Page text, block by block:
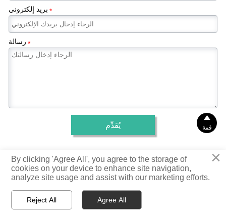
بريد إلكتروني *
رسالة *
يُقدِّم
جميع الحقوق محفوظة © 2025 شركة شاندونغ تانغلو للمواد المعدنية
المحدودة
سياسة الخصوصية
 

قمة
×
By clicking 'Agree All', you agree to the storage of
cookies on your device to enhance site navigation,
analyze site usage and assist with our marketing efforts.
Reject All Agree All